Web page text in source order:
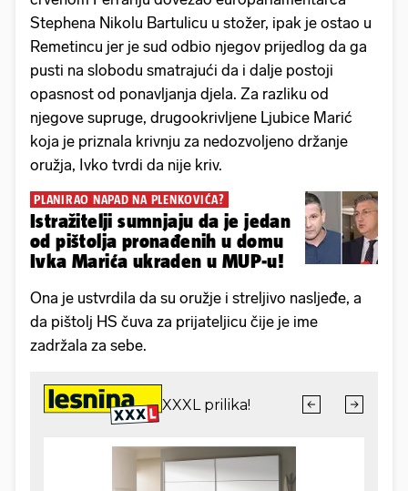
Stephena Nikolu Bartulicu u stožer, ipak je ostao u
Remetincu jer je sud odbio njegov prijedlog da ga
pusti na slobodu smatrajući da i dalje postoji
opasnost od ponavljanja djela. Za razliku od
njegove supruge, drugookrivljene Ljubice Marić
koja je priznala krivnju za nedozvoljeno držanje
oružja, Ivko tvrdi da nije kriv.
PLANIRAO NAPAD NA PLENKOVIĆA?
Istražitelji sumnjaju da je jedan
od pištolja pronađenih u domu
Ivka Marića ukraden u MUP-u!
Ona je ustvrdila da su oružje i streljivo nasljeđe, a
da pištolj HS čuva za prijateljicu čije je ime
zadržala za sebe.